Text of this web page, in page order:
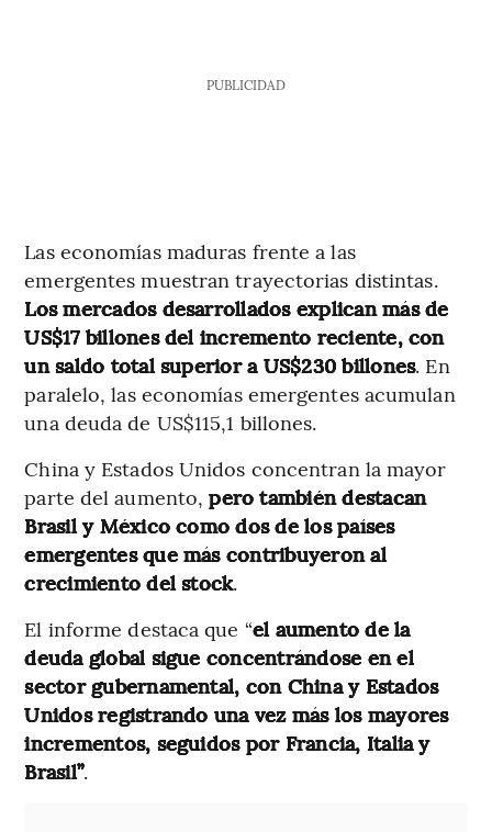
PUBLICIDAD
Las economías maduras frente a las
emergentes muestran trayectorias distintas.
Los mercados desarrollados explican más de
US$17 billones del incremento reciente, con
un saldo total superior a US$230 billones. En
paralelo, las economías emergentes acumulan
una deuda de US$115,1 billones.
China y Estados Unidos concentran la mayor
parte del aumento,pero también destacan
Brasil y México como dos de los países
emergentes que más contribuyeron al
crecimiento del stock.
El informe destaca que “el aumento de la
deuda global sigue concentrándose en el
sector gubernamental, con China y Estados
Unidos registrando una vez más los mayores
incrementos, seguidos por Francia, Italia y
Brasil”.